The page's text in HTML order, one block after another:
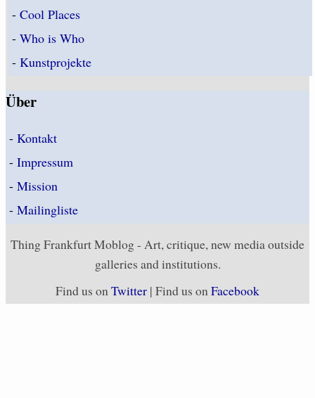
-Cool Places
-Who is Who
-Kunstprojekte
Über
- Kontakt
- Impressum
- Mission
- Mailingliste
Thing Frankfurt Moblog - Art, critique, new media outside
galleries and institutions.
Find us onTwitter | Find us onFacebook